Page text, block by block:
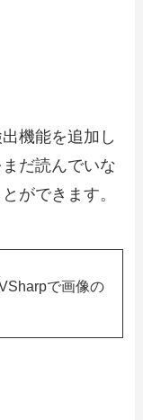
機能を追加し
だ読んでいな
ができます。
で画像の